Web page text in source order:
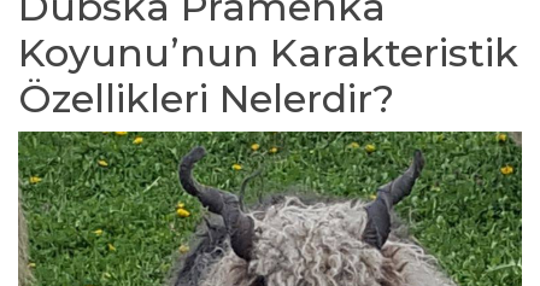
Koyunu’nun Karakteristik
Özellikleri Nelerdir?